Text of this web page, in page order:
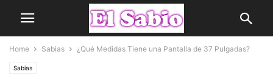
Home Sabias ¿Qué Medidas Tiene una Pantalla de 37 Pulgadas?
Sabias